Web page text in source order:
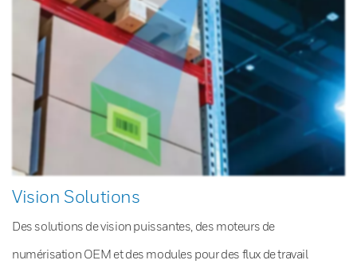
Vision Solutions
Des solutions de vision puissantes, des moteurs de
numérisation OEM et des modules pour des flux de travail